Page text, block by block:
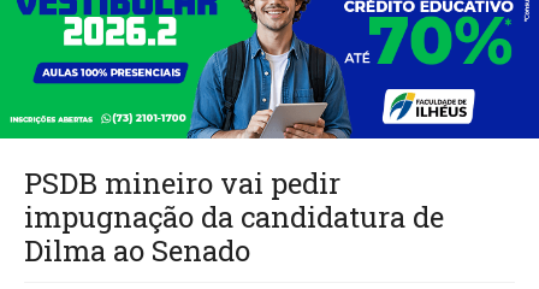
PSDB mineiro vai pedir
impugnação da candidatura de
Dilma ao Senado